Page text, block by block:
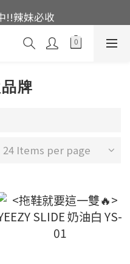
用等👟
!!辣妹必收
亂賣🤩
品牌
24 Items per page